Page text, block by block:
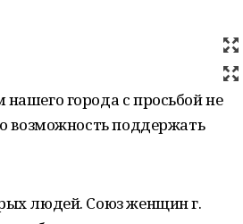
города с просьбой не
возможность поддержать
людей. Союз женщин г.